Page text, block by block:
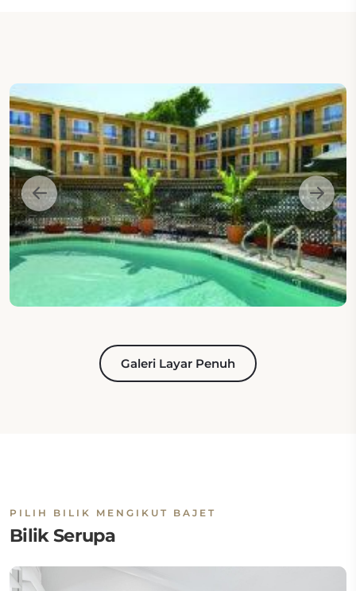
Galeri Layar Penuh
PILIH BILIK MENGIKUT BAJET
Bilik Serupa